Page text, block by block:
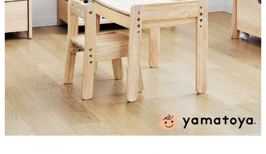
タワー
ウレタン樹脂塗装
対象年齢
1歳6か月から6歳頃（個人差あり）
耐荷重
デスク天板30Kg、引出1.5Kg
天板の高さ調整
38、41、44cmの3段階